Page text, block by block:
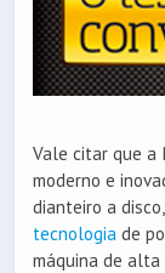
Vale citar que a
moderno e
dianteiro a
tecnologia de
máquina de